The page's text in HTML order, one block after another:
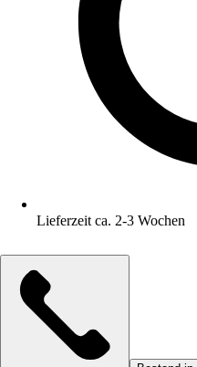
Lieferzeit ca. 2-3 Wochen